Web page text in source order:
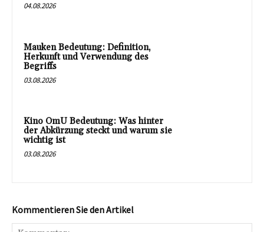
04.08.2026
Mauken Bedeutung: Definition,
Herkunft und Verwendung des
Begriffs
03.08.2026
Kino OmU Bedeutung: Was hinter
der Abkürzung steckt und warum sie
wichtig ist
03.08.2026
Kommentieren Sie den Artikel